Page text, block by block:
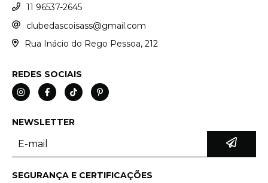
11 96537-2645
clubedascoisass@gmail.com
Rua Inácio do Rego Pessoa, 212
REDES SOCIAIS
NEWSLETTER
SEGURANÇA E CERTIFICAÇÕES